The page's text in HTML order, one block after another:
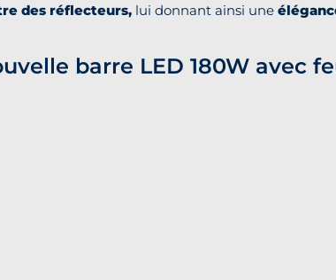
des réflecteurs, lui donnant ainsi une
barre LED 180W avec